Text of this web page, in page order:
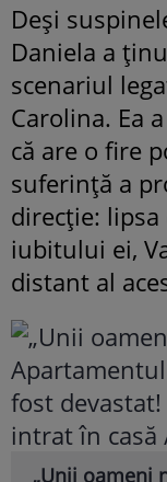
Deși
Daniela a
scenariul
Carolina. Ea
că are o fire
suferință a
direcție:
iubitului ei,
distant al
„Unii oameni